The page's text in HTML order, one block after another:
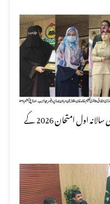
تعلیمی بورڈ مردان نے ایس ایس سی سالانہ اول امتحان 2026 کے